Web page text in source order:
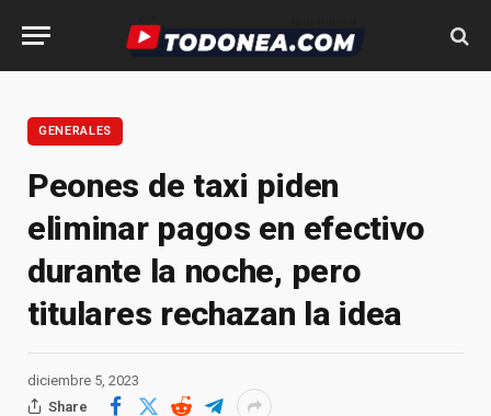
GENERALES
Peones de taxi piden
eliminar pagos en efectivo
durante la noche, pero
titulares rechazan la idea
diciembre 5, 2023
Share